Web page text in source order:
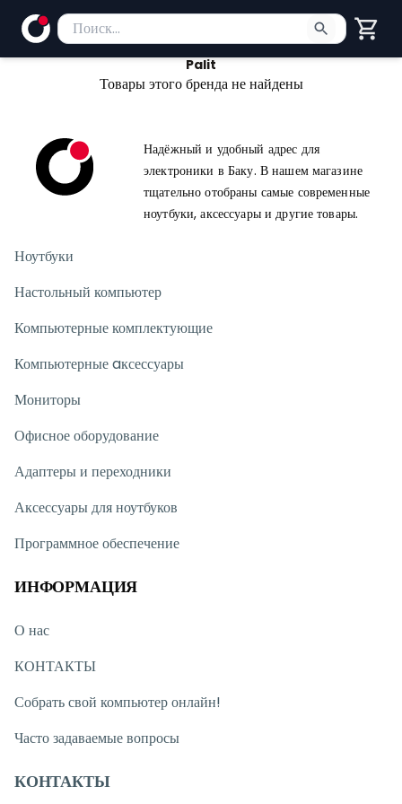
Поиск товаров
Введите минимум 2 символа для поиска. Нажмите
Palit
Товары этого бренда не найдены
Надёжный и удобный адрес для
электроники в Баку. В нашем магазине
тщательно отобраны самые современные
ноутбуки, аксессуары и другие товары.
Ноутбуки
Настольный компьютер
Компьютерные комплектующие
Компьютерные aксессуары
Мониторы
Офисное оборудование
Адаптеры и переходники
Аксессуары для ноутбуков
Программное обеспечение
ИНФОРМАЦИЯ
О нас
КОНТАКТЫ
Собрать свой компьютер онлайн!
Часто задаваемые вопросы
КОНТАКТЫ